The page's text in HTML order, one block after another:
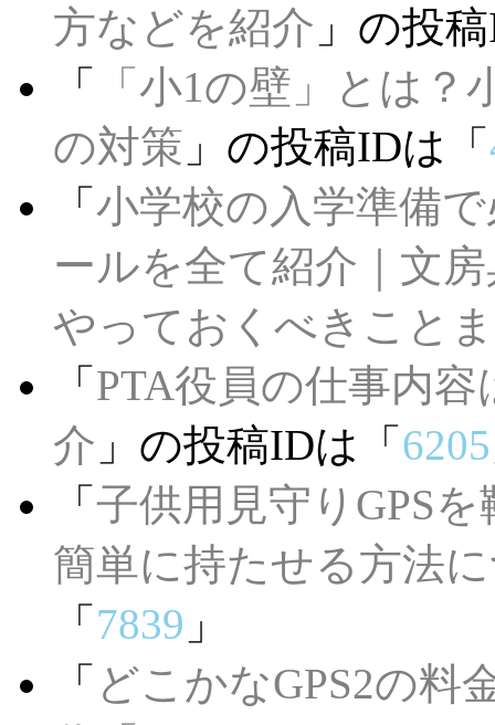
方などを紹介 」の投
「
「小1の壁」とは
の対策 」の投稿IDは「
「 小学校の入学準備
ールを全て紹介｜文
やっておくべきこと
「 PTA役員の仕事内
介 」の投稿IDは「 6205
「 子供用見守りGPS
簡単に持たせる方法
「 7839 」
「 どこかなGPS2の料